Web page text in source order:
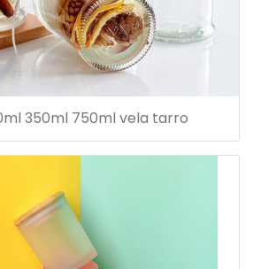
350ml 750ml vela tarro